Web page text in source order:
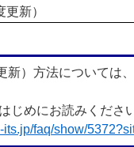
新）
新）方法については
じめにお読みくださ
its.jp/faq/show/